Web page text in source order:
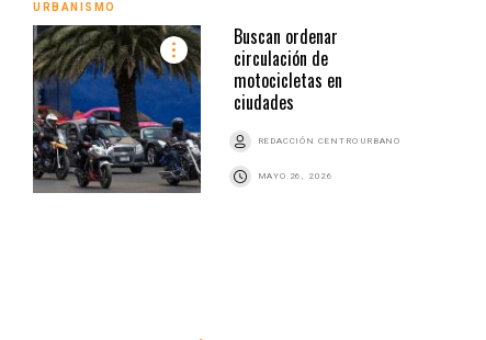
URBANISMO
Buscan ordenar
circulación de
motocicletas en
ciudades
REDACCIÓN CENTRO URBANO
MAYO 26, 2026